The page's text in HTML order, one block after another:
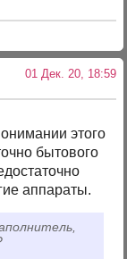
01 Дек. 20, 18:59
этого
бытового
аппараты.